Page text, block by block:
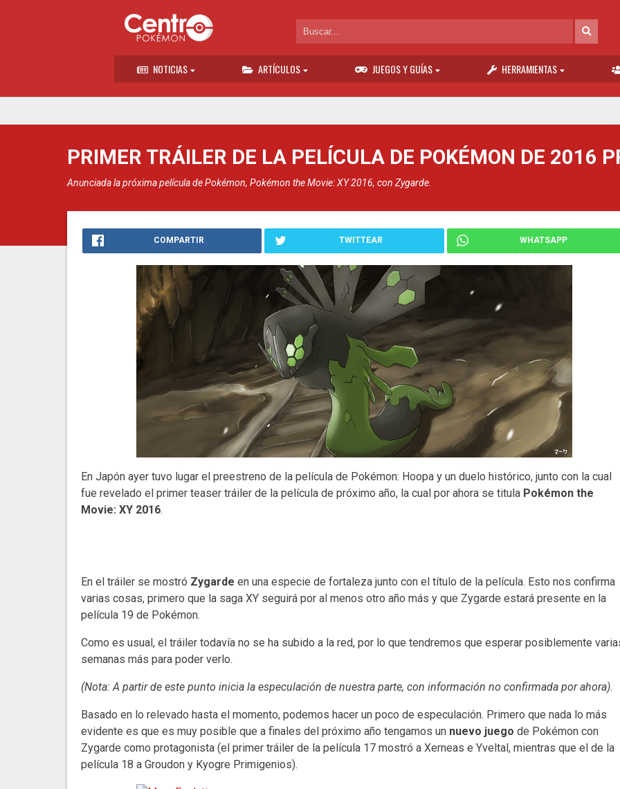
NOTICIAS ARTÍCULOS JUEGOS Y GUÍAS HERRAMIENTAS
PRIMER TRÁILER DE LA PELÍCULA DE POKÉMON DE 2016
Anunciada la próxima película de Pokémon, Pokémon the Movie: XY 2016, con Zygarde.
COMPARTIR TWITTEAR WHATSAPP
En Japón ayer tuvo lugar el preestreno de la película de Pokémon: Hoopa y un duelo histórico, junto con la cual
fue revelado el primer teaser tráiler de la película de próximo año, la cual por ahora se titula Pokémon the
Movie: XY 2016.
En el tráiler se mostró Zygarde en una especie de fortaleza junto con el título de la película. Esto nos confirma
varias cosas, primero que la saga XY seguirá por al menos otro año más y que Zygarde estará presente en la
película 19 de Pokémon.
Como es usual, el tráiler todavía no se ha subido a la red, por lo que tendremos que esperar posiblemente
semanas más para poder verlo.
(Nota: A partir de este punto inicia la especulación de nuestra parte, con información no confirmada por ahora).
Basado en lo relevado hasta el momento, podemos hacer un poco de especulación. Primero que nada lo más
evidente es que es muy posible que a finales del próximo año tengamos un nuevo juego de Pokémon con
Zygarde como protagonista (el primer tráiler de la película 17 mostró a Xerneas e Yveltal, mientras que el de la
película 18 a Groudon y Kyogre Primigenios).